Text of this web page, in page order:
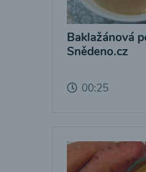
Baklažánová
Snědeno.cz
00:25